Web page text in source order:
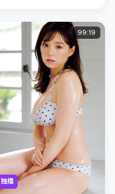
疑线索与...
独播
99:19